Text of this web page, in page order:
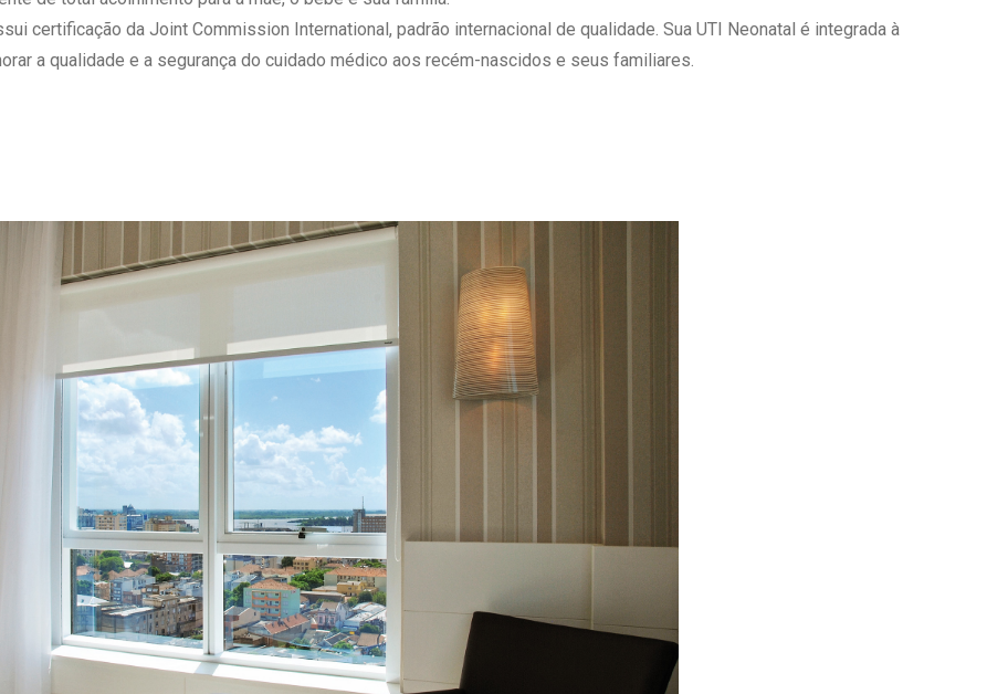
Gestão
Médico
Quem Somos
Responsabilidade Ambiental
Ambulatório Digital de Nutrição para
certificação da Joint Commission International, padrão internacional de qualidade. Sua UTI Neonatal é integrada à
a qualidade e a segurança do cuidado médico aos recém-nascidos e seus familiares.